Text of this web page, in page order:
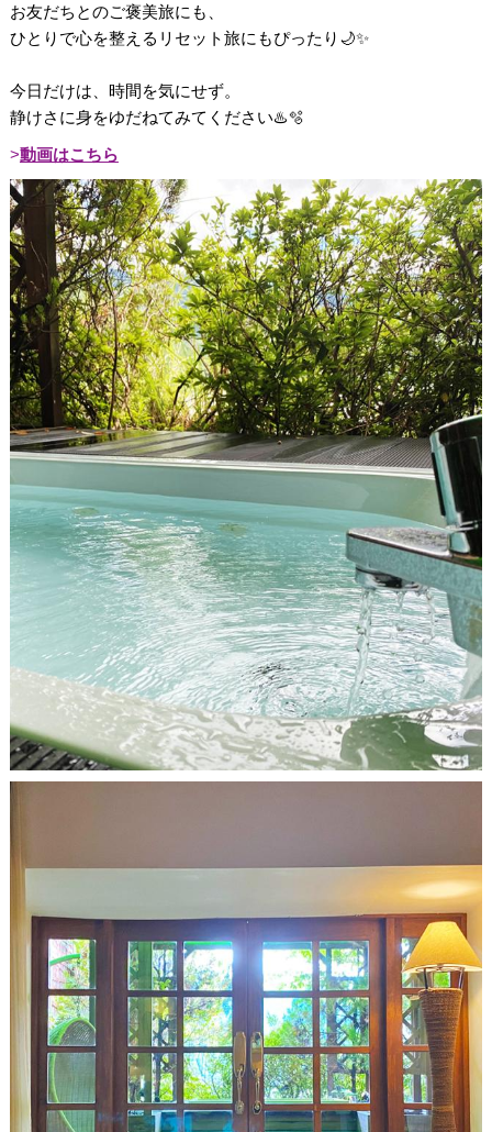
お友だちとのご褒美旅にも、
ひとりで心を整えるリセット旅にもぴったり🌙✨
今日だけは、時間を気にせず。
静けさに身をゆだねてみてください♨️🫧
動画はこちら